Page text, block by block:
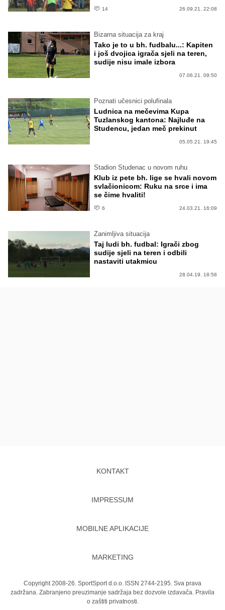
14 26.09.21. 22:08
Bizarna situacija za kraj
Tako je to u bh. fudbalu...: Kapiten
i još dvojica igrača sjeli na teren,
sudije nisu imale izbora
07.06.21. 09:50
Poznati učesnici polufinala
Ludnica na mečevima Kupa
Tuzlanskog kantona: Najluđe na
Studencu, jedan meč prekinut
05.05.21. 19:45
Stadion Studenac u novom ruhu
Klub iz pete bh. lige se hvali novom
svlačionicom: Ruku na srce i ima
se čime hvaliti!
6 24.03.21. 16:09
Zanimljiva situacija
Taj ludi bh. fudbal: Igrači zbog
sudije sjeli na teren i odbili
nastaviti utakmicu
28.04.19. 18:58
KONTAKT
IMPRESSUM
MOBILNE APLIKACIJE
MARKETING
Copyright 2008-26. SportSport d.o.o. ISSN 2744-2195. Sva prava
zadržana. Zabranjeno preuzimanje sadržaja bez dozvole izdavača. Pravila
o zaštiti privatnosti.